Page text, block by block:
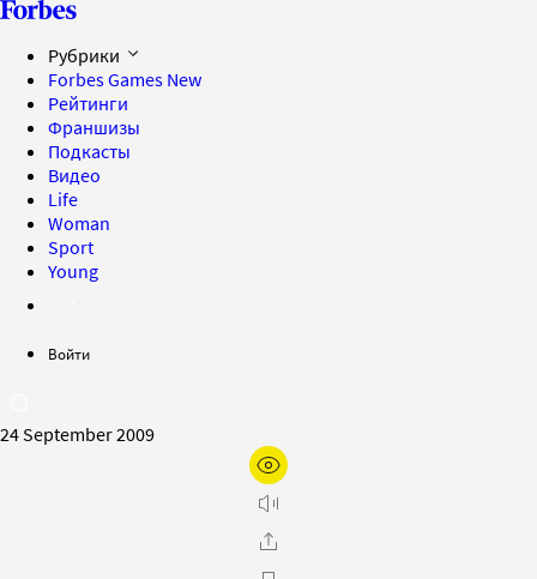
Рубрики
Forbes Games New
Рейтинги
Франшизы
Подкасты
Видео
Life
Woman
Sport
Young
Войти
24 September 2009